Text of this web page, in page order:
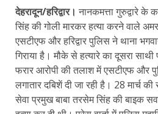
देहरादून/हरिद्वार। नानकमत्ता गुरुद्वारे के
सिंह की गोली मारकर हत्या करने वाले
एसटीएफ और हरिद्वार पुलिस ने थाना
गिराया है। मौके से हत्यारे का दूसरा साथी
फरार आरोपी की तलाश में एसटीएफ और
लगातार दबिशें दी जा रही है। 28 मार्च
सेवा प्रमुख बाबा तरसेम सिंह की बाइक